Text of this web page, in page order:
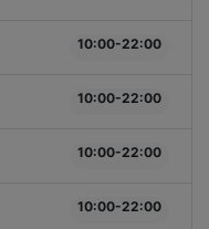
10:00-22:00
10:00-22:00
10:00-22:00
10:00-22:00